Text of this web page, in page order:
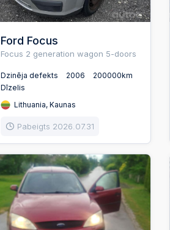
Ford Focus
Focus 2 generation wagon 5-doors
Dzinēja defekts 2006
200000km
Dīzelis
Lithuania, Kaunas
Pabeigts 2026.07.31